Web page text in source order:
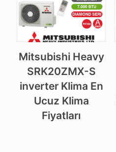
Mitsubishi Heavy
SRK20ZMX-S
inverter Klima En
Ucuz Klima
Fiyatları